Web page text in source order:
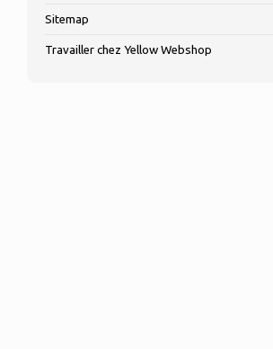
Sitemap
Travailler chez Yellow Webshop